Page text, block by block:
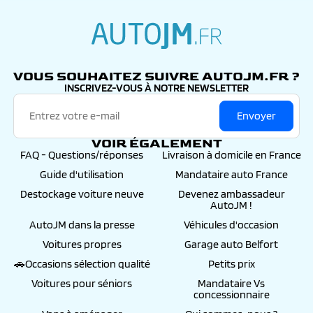
VOUS SOUHAITEZ SUIVRE AUTOJM.FR ?
INSCRIVEZ-VOUS À NOTRE NEWSLETTER
Envoyer
VOIR ÉGALEMENT
FAQ - Questions/réponses
Livraison à domicile en France
Guide d'utilisation
Mandataire auto France
Destockage voiture neuve
Devenez ambassadeur
AutoJM !
AutoJM dans la presse
Véhicules d'occasion
Voitures propres
Garage auto Belfort
🚗Occasions sélection qualité
Petits prix
Voitures pour séniors
Mandataire Vs
concessionnaire